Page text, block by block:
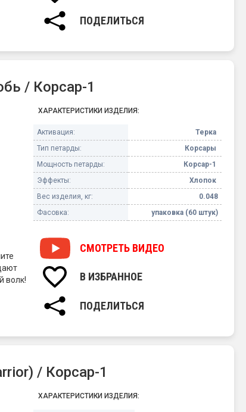
ПОДЕЛИТЬСЯ
/ Корсар-1
волк!
ХАРАКТЕРИСТИКИ ИЗДЕЛИЯ:
Активация:
Терка
Тип петарды:
Корсары
Мощность петарды:
Корсар-1
Эффекты:
Хлопок
Вес изделия, кг:
0.048
Фасовка:
упаковка (60 штук)
СМОТРЕТЬ ВИДЕО
В ИЗБРАННОЕ
ПОДЕЛИТЬСЯ
/ Корсар-1
ХАРАКТЕРИСТИКИ ИЗДЕЛИЯ: